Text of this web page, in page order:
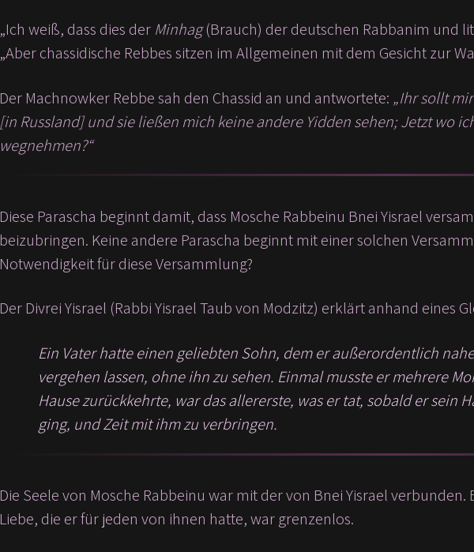
„Ich weiß, dass dies der Minhag(Brauch) der deutschen Rabbanim und
„Aber chassidische Rebbes sitzen im Allgemeinen mit dem Gesicht zur
Der Machnowker Rebbe sah den Chassid an und antwortete: „Ihr sollt
[in Russland] und sie ließen mich keine andere Yidden sehen; Jetzt wo
wegnehmen?“
Diese Parascha beginnt damit, dass Mosche Rabbeinu Bnei Yisrael
beizubringen. Keine andere Parascha beginnt mit einer solchen
Notwendigkeit für diese Versammlung?
Der Divrei Yisrael (Rabbi Yisrael Taub von Modzitz) erklärt anhand eines
Ein Vater hatte einen geliebten Sohn, dem er außerordentlich
vergehen lassen, ohne ihn zu sehen. Einmal musste er mehrere
Hause zurückkehrte, war das allererste, was er tat, sobald er sein
ging, und Zeit mit ihm zu verbringen.
Die Seele von Mosche Rabbeinu war mit der von Bnei Yisrael
Liebe, die er für jeden von ihnen hatte, war grenzenlos.